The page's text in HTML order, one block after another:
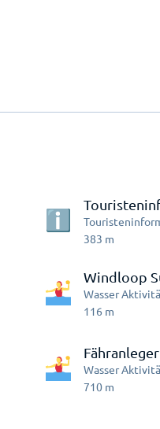
383 m
Windloop
Wasser
116 m
Fähranleger
Wasser
710m